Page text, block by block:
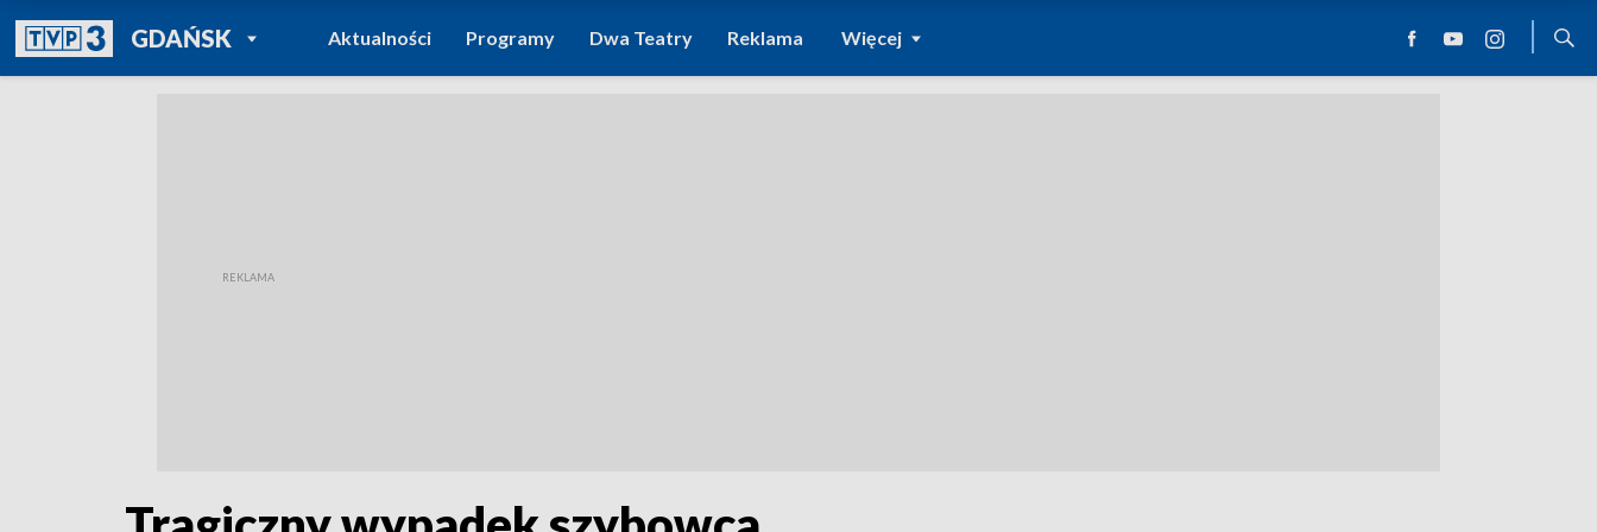
GDAŃSKPOWRÓT DO
TVP REGIONY
Aktualności Programy Dwa Teatry Reklama Więcej